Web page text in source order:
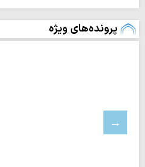
پرونده‌های ویژه